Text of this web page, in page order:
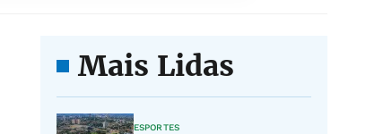
Mais Lidas
ESPORTES